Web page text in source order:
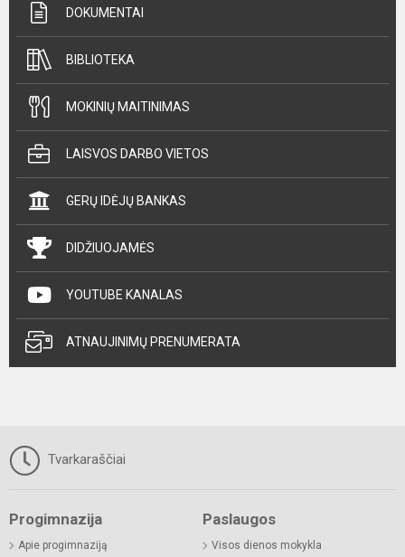
DOKUMENTAI
BIBLIOTEKA
MOKINIŲ MAITINIMAS
LAISVOS DARBO VIETOS
GERŲ IDĖJŲ BANKAS
DIDŽIUOJAMĖS
YOUTUBE KANALAS
ATNAUJINIMŲ PRENUMERATA
Tvarkaraščiai
Progimnazija
Apie progimnaziją
Paslaugos
Visos dienos mokykla